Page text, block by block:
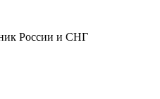
России и СНГ